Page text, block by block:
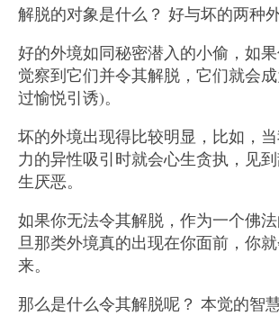
解脱的对象是什么？ 好与坏的两种外
好的外境如同秘密潜入的小偷，如果
觉察到它们并令其解脱，它们就会
过愉悦引诱)。
坏的外境出现得比较明显，比如，
力的异性吸引时就会心生贪执，见
生厌恶。
如果你无法令其解脱，作为一个佛
旦那类外境真的出现在你面前，你
来。
那么是什么令其解脱呢？ 本觉的智慧